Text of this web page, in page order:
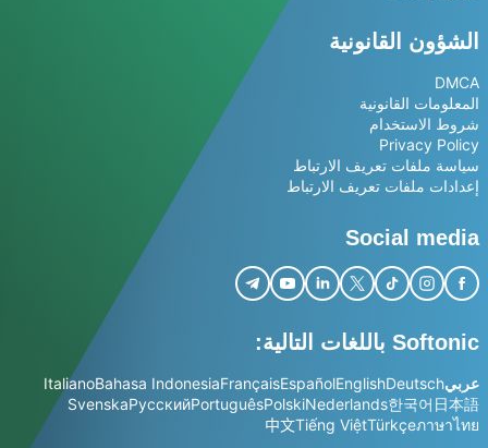
الشؤون القانونية
DMCA
المعلومات القانونية
شروط الاستخدام
Privacy Policy
سياسة ملفات تعريف الارتباط
إعدادات ملفات تعريف الارتباط
Social media
Softonic باللغات التالية:
عربيDeutsch
English
Español
Français
Bahasa Indonesia
Italiano
日本語
한국어
Nederlands
Polski
Português
Русский
Svenska
ภาษาไทย
Türkçe
Tiếng Việt
中文